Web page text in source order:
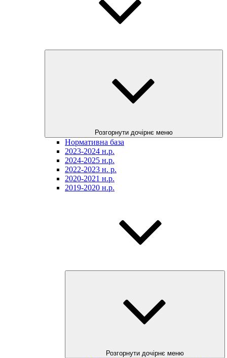
Розгорнути дочірнє меню
Нормативна база
2023-2024 н.р.
2024-2025 н.р.
2022-2023 н. р.
2020-2021 н.р.
2019-2020 н.р.
Розгорнути дочірнє меню